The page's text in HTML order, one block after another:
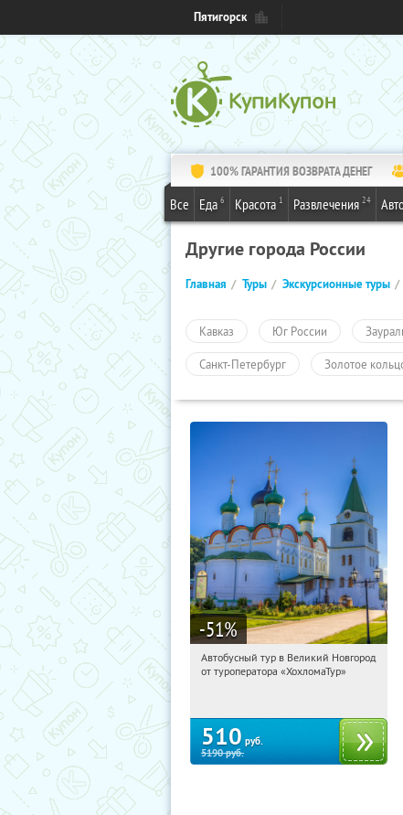
Пятигорск
100% ГАРАНТИЯ ВОЗВРАТА ДЕНЕГ
Все Еда 6 Красота 1 Развлечения 24
Другие города России
Главная Туры Экскурсионные туры
Кавказ Юг России
Санкт-Петербург Золотое
-51%
20:20:04 Купили:2
Автобусный тур в Великий Новгород
от туроператора «ХохломаТур»
510 руб.
5190руб.